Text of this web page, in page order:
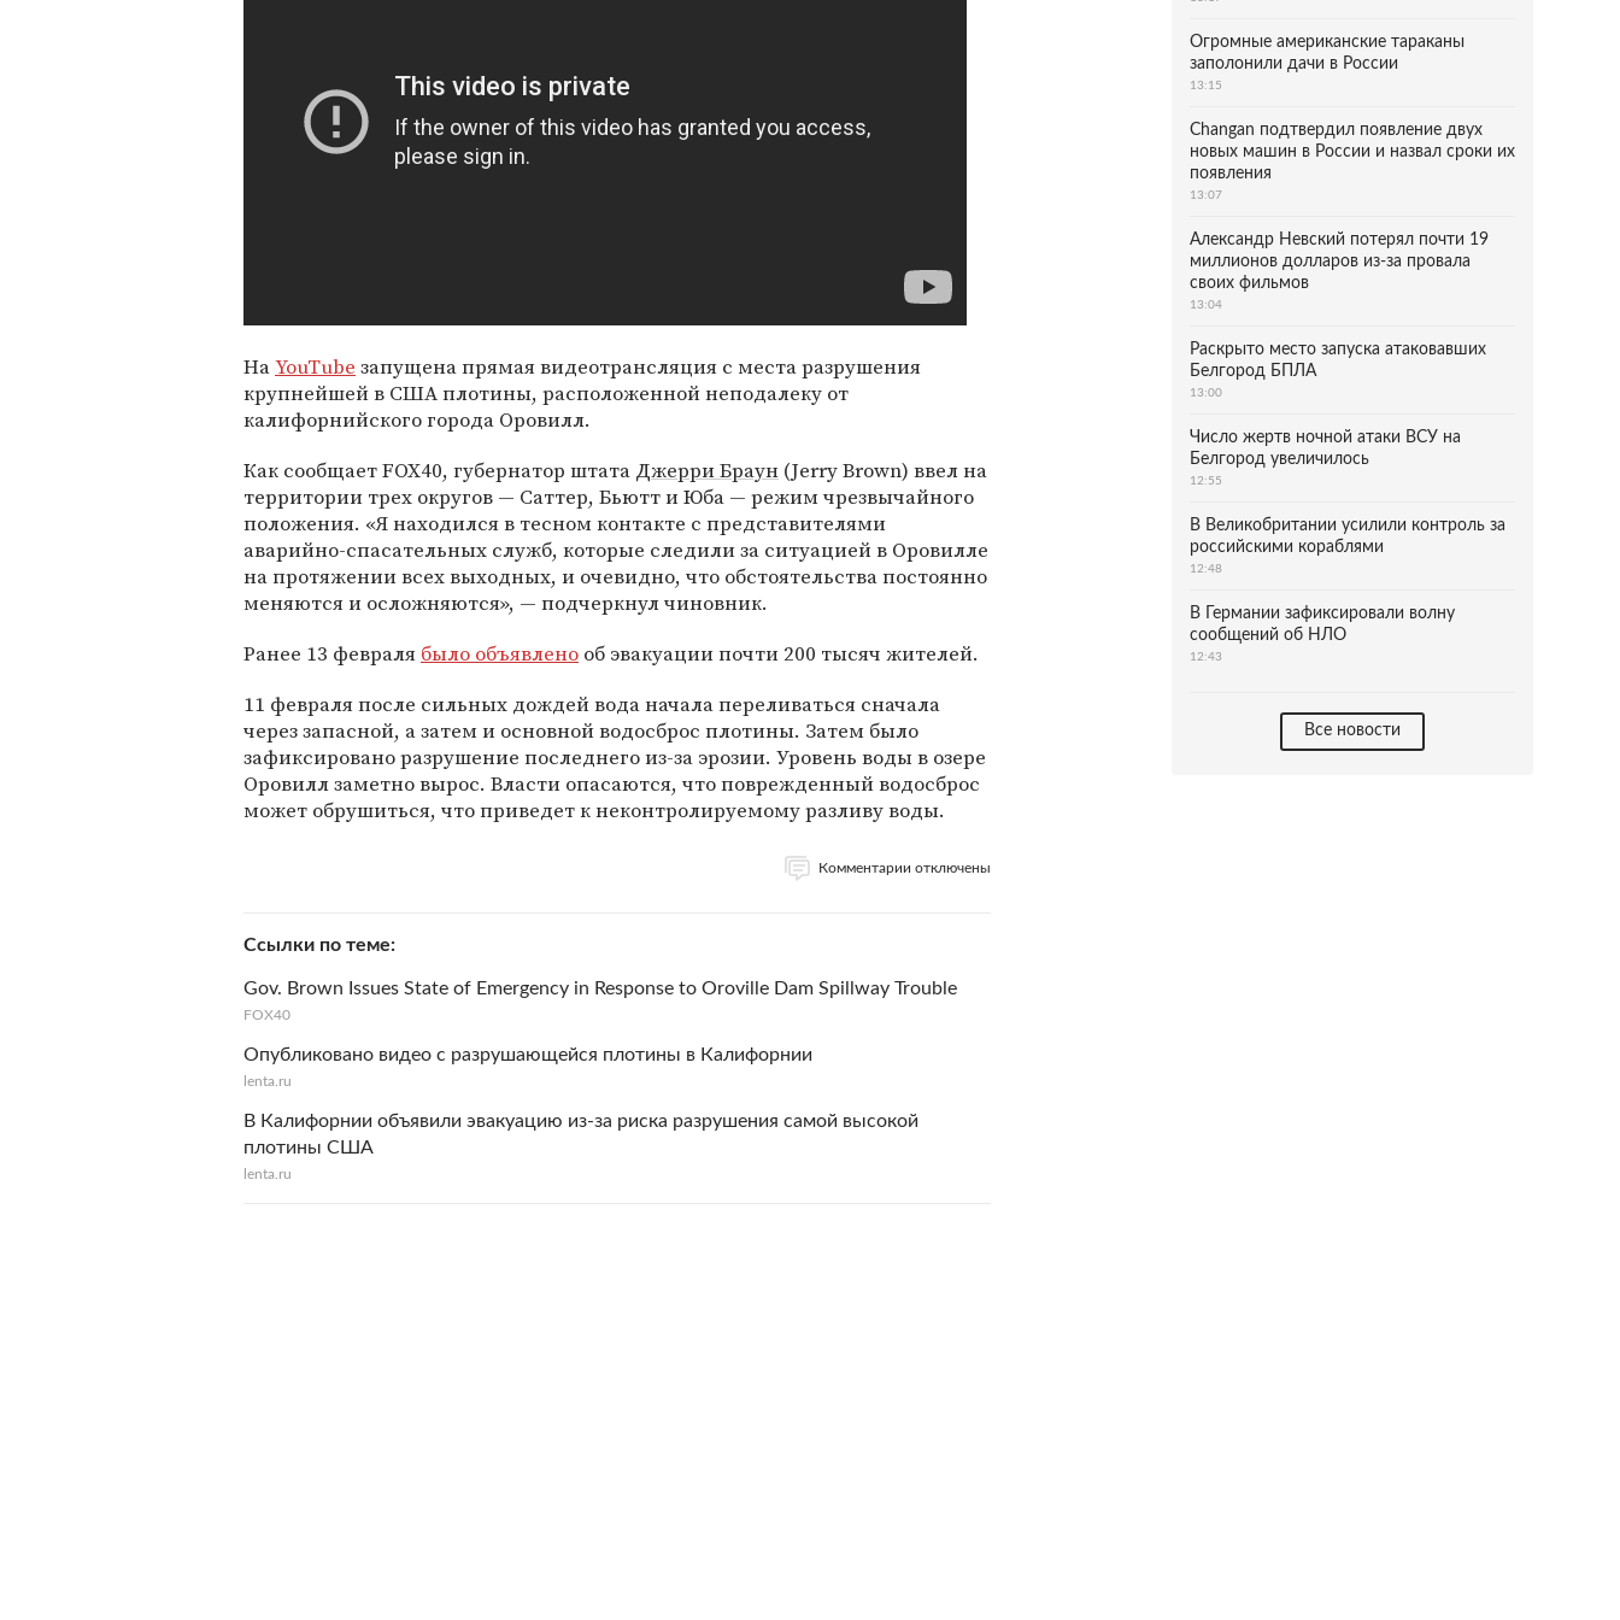
НаYouTube запущена прямая видеотрансляция с места разрушения
крупнейшей в США плотины, расположенной неподалеку от
калифорнийского города Оровилл.
Как сообщает FOX40, губернатор штата Джерри Браун (Jerry Brown) ввел на
территории трех округов — Саттер, Бьютт и Юба — режим чрезвычайного
положения. «Я находился в тесном контакте с представителями
аварийно-спасательных служб, которые следили за ситуацией в Оровилле
на протяжении всех выходных, и очевидно, что обстоятельства постоянно
меняются и осложняются», — подчеркнул чиновник.
Ранее 13 февраля было объявлено об эвакуации почти 200 тысяч жителей.
11 февраля после сильных дождей вода начала переливаться сначала
через запасной, а затем и основной водосброс плотины. Затем было
зафиксировано разрушение последнего из-за эрозии. Уровень воды в озере
Оровилл заметно вырос. Власти опасаются, что поврежденный водосброс
может обрушиться, что приведет к неконтролируемому разливу воды.
Комментарии отключены
Ссылки по теме
Gov. Brown Issues State of Emergency in Response to Oroville Dam Spillway Trouble
FOX40
Опубликовано видео с разрушающейся плотины в Калифорнии
lenta.ru
В Калифорнии объявили эвакуацию из-за риска разрушения самой высокой
плотины США
lenta.ru
Огромные американские тараканы
заполонили дачи в России
13:15
Changan подтвердил появление двух
новых машин в России и назвал сроки их
появления
13:07
Александр Невский потерял почти 19
миллионов долларов из-за провала
своих фильмов
13:04
Раскрыто место запуска атаковавших
Белгород БПЛА
13:00
Число жертв ночной атаки ВСУ на
Белгород увеличилось
12:55
В Великобритании усилили контроль за
российскими кораблями
12:48
В Германии зафиксировали волну
сообщений об НЛО
12:43
Все новости